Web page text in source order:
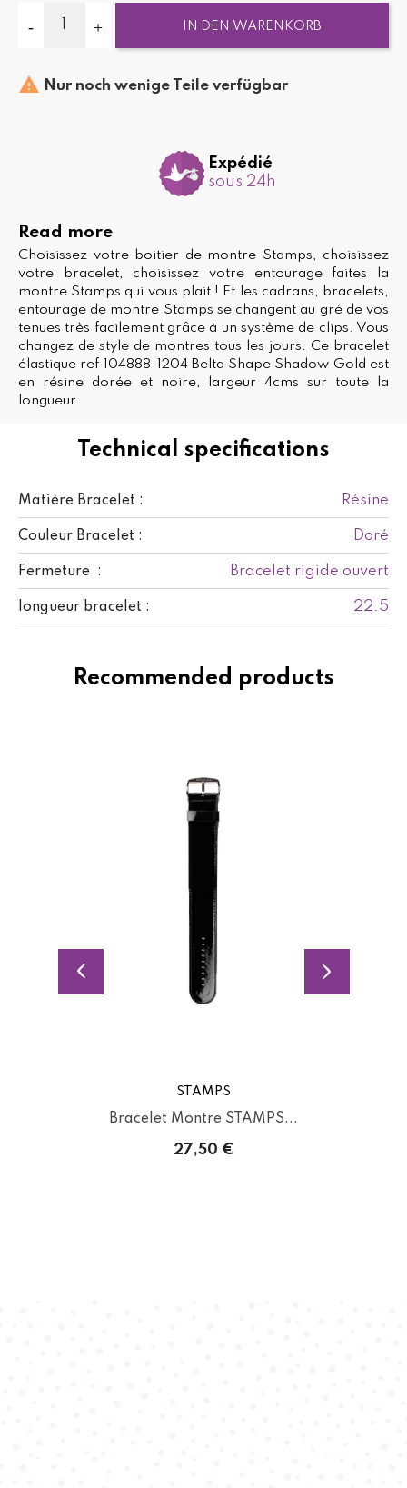
Technical specifications
Matière Bracelet : Résine
Couleur Bracelet : Doré
Fermeture : Bracelet rigide ouvert
longueur bracelet : 22.5
IN DEN WARENKORB
 Nur noch wenige Teile verfügbar
Expédié
sous 24h
Read more
Choisissez votre boitier de montre Stamps, choisissez
votre bracelet, choisissez votre entourage faites la
montre Stamps qui vous plait ! Et les cadrans, bracelets,
entourage de montre Stamps se changent au gré de vos
tenues très facilement grâce à un système de clips. Vous
changez de style de montres tous les jours. Ce bracelet
élastique ref 104888-1204 Belta Shape Shadow Gold est
en résine dorée et noire, largeur 4cms sur toute la
longueur.
Recommended products
STAMPS
Bracelet Montre STAMPS...
27,50 €